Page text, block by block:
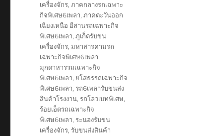
เครื่องจักร,ภาคกลางรถเฉพาะ
กิจพิเศษ6เพลา,ภาคตะวันออก
เฉียงเหนือ อีสานรถเฉพาะกิจ
พิเศษ6เพลา,ภูเก็ตรับขน
เครื่องจักร,มหาสารคามรถ
เฉพาะกิจพิเศษ6เพลา,
มุกดาหารรถเฉพาะกิจ
พิเศษ6เพลา, ยโสธรรถเฉพาะกิจ
พิเศษ6เพลา,รถ6เพลารับขนส่ง
สินค้าโรงงาน,รถโลวเบทพิเศษ,
ร้อยเอ็ดรถเฉพาะกิจ
พิเศษ6เพลา,ระนองรับขน
เครื่องจักร,รับขนส่งสินค้า